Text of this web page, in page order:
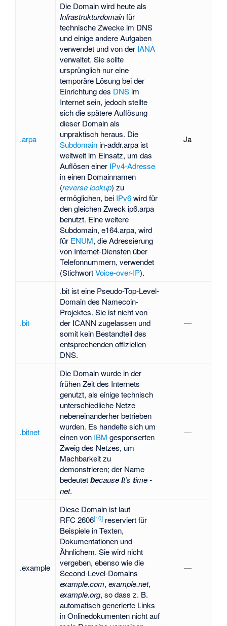
.arpa
Die Domain wird heute als
Infrastrukturdomainfür
technische Zwecke im DNS
und einige andere Aufgaben
verwendet und von der IANA
verwaltet. Sie sollte
ursprünglich nur eine
temporäre Lösung bei der
Einrichtung des DNSim
Internet sein, jedoch stellte
sich die spätere Auflösung
dieser Domain als
unpraktisch heraus. Die
Subdomainin-addr.arpa ist
weltweit im Einsatz, um das
Auflösen einer IPv4-Adresse
in einen Domainnamen
(reverse lookup) zu
ermöglichen, bei IPv6wird für
den gleichen Zweck ip6.arpa
benutzt. Eine weitere
Subdomain, e164.arpa, wird
für ENUM, die Adressierung
von Internet-Diensten über
Telefonnummern, verwendet
(StichwortVoice-over-IP).
Ja
.bit
.bit ist eine Pseudo-Top-Level-
Domain des Namecoin-
Projektes. Sie ist nicht von
der ICANN zugelassen und
somit kein Bestandteil des
entsprechenden offiziellen
DNS.
—
.bitnet
Die Domain wurde in der
frühen Zeit des Internets
genutzt, als einige technisch
unterschiedliche Netze
nebeneinanderher betrieben
wurden. Es handelte sich um
einen von IBM gesponserten
Zweig des Netzes, um
Machbarkeit zu
demonstrieren; der Name
bedeutetbecauseit’s time -
net.
—
.example
Diese Domain ist laut
RFC 2606[10]reserviert für
Beispiele in Texten,
Dokumentationen und
Ähnlichem. Sie wird nicht
vergeben, ebenso wie die
Second-Level-Domains
example.com, example.net,
example.org, so dass z. B.
automatisch generierte Links
in Onlinedokumenten nicht auf
—